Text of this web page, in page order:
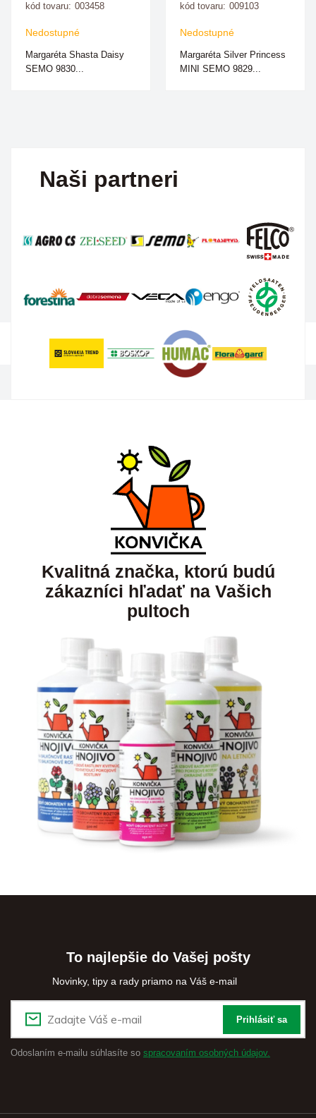
kód tovaru: 003458
Nedostupné
Margaréta Shasta Daisy
SEMO 9830...
kód tovaru: 009103
Nedostupné
Margaréta Silver Princess
MINI SEMO 9829...
Naši partneri
Kvalitná značka, ktorú budú
zákazníci hľadať na Vašich
pultoch
To najlepšie do Vašej pošty
Novinky, tipy a rady priamo na Váš e-mail
Prihlásiť sa
Odoslaním e-mailu súhlasíte so spracovaním osobných údajov.